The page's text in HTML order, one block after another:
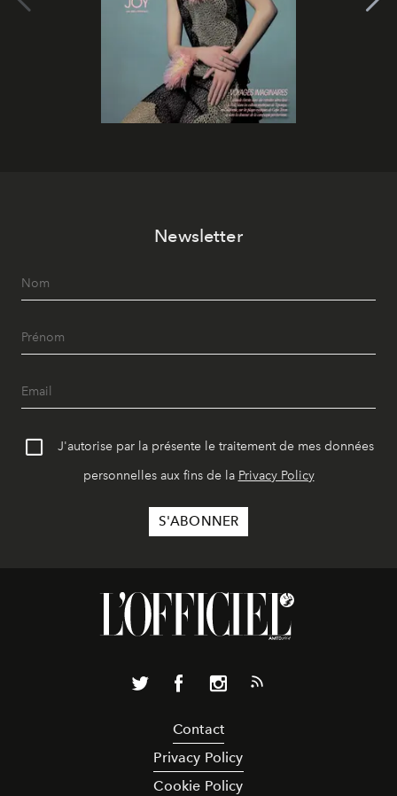
Newsletter
J'autorise par la présente le traitement de mes données
personnelles aux fins de la Privacy Policy
Contact
Privacy Policy
Cookie Policy